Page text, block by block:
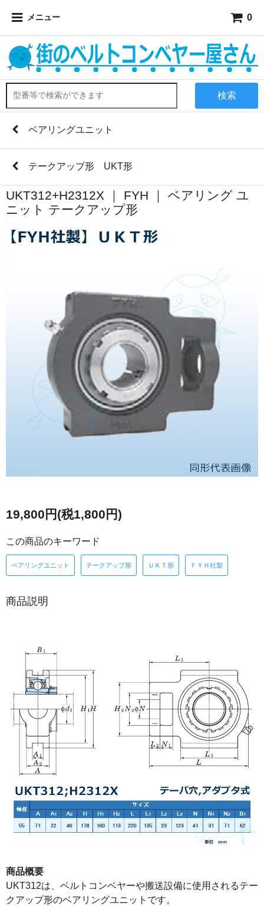
メニュー 0
検索
ベアリングユニット
テークアップ形 UKT形
UKT312+H2312X ｜ FYH ｜ ベアリング ユ
ニット テークアップ形
19,800円(税1,800円)
この商品のキーワード
ベアリングユニット テークアップ形 ＵＫＴ形 ＦＹＨ社製
商品説明
商品概要
UKT312は、ベルトコンベヤーや搬送設備に使用されるテー
クアップ形のベアリングユニットです。